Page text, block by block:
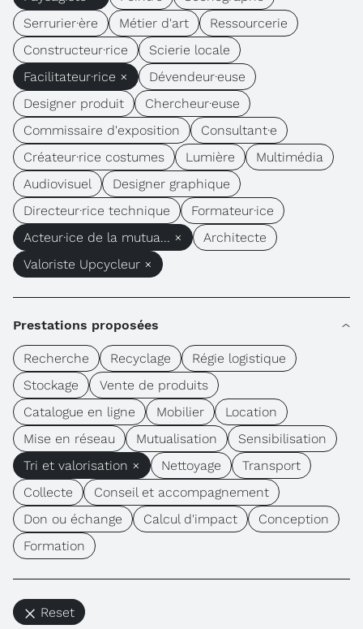
Serrurier·ère
Métier d'art
Ressourcerie
Constructeur·rice
Scierie locale
Facilitateur·rice ×
Dévendeur·euse
Designer produit
Chercheur·euse
Commissaire d'exposition
Consultant·e
Créateur·rice costumes
Lumière
Multimédia
Audiovisuel
Designer graphique
Directeur·rice technique
Formateur·ice
Acteur·ice de la mutua... ×
Architecte
Valoriste Upcycleur ×
Prestations proposées
Recherche Recyclage
Régie logistique
Stockage
Vente de produits
Catalogue en ligne
Mobilier
Location
Mise en réseau
Mutualisation
Sensibilisation
Tri et valorisation ×
Nettoyage
Transport
Collecte
Conseil et accompagnement
Don ou échange
Calcul d'impact
Conception
Formation
Reset